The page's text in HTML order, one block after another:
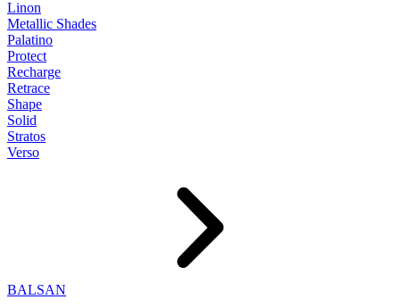
Linon
Metallic Shades
Palatino
Protect
Recharge
Retrace
Shape
Solid
Stratos
Verso
BALSAN